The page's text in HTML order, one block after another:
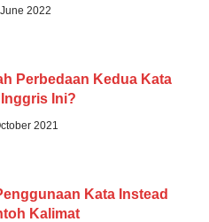
2022
Perbedaan Kedua Kata
Ini?
2021
Kata Instead
Kalimat